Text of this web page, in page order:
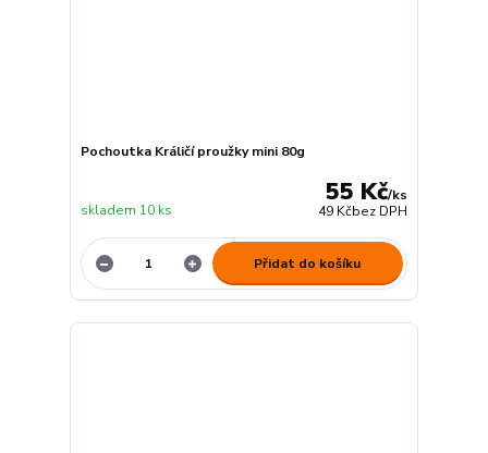
Pochoutka Králičí proužky mini 80g
55 Kč/ks
49 Kčbez DPH
skladem 10 ks
Přidat do košíku